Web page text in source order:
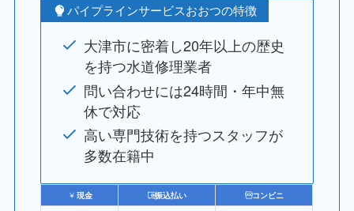
パイプラインサービスおおつの特徴
大津市に密着し20年以上の歴史
を持つ水道修理業者
問い合わせには24時間・年中無
休で対応
高い専門技術を持つスタッフが
多数在籍中
現金 振込払い コンビニ